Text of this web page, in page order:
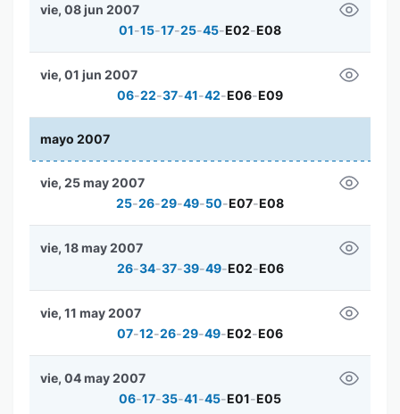
01-15-17-25-45-E02-E08
vie, 08 jun 2007
06-22-37-41-42-E06-E09
vie, 01 jun 2007
mayo 2007
25-26-29-49-50-E07-E08
vie, 25 may 2007
26-34-37-39-49-E02-E06
vie, 18 may 2007
07-12-26-29-49-E02-E06
vie, 11 may 2007
06-17-35-41-45-E01-E05
vie, 04 may 2007